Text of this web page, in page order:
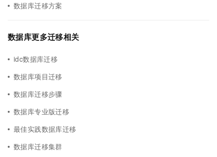
数据库迁移方案
数据库更多迁移相关
idc数据库迁移
数据库项目迁移
数据库迁移步骤
数据库专业版迁移
最佳实践数据库迁移
数据库迁移集群